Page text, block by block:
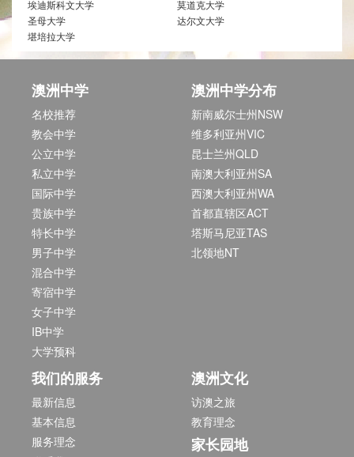
埃迪斯科文大学
莫道克大学
圣母大学
达尔文大学
堪培拉大学
澳洲中学
名校推荐
教会中学
公立中学
私立中学
国际中学
贵族中学
特长中学
男子中学
混合中学
寄宿中学
女子中学
IB中学
大学预科
澳洲中学分布
新南威尔士州NSW
维多利亚州VIC
昆士兰州QLD
南澳大利亚州SA
西澳大利亚州WA
首都直辖区ACT
塔斯马尼亚TAS
北领地NT
我们的服务
最新信息
基本信息
服务理念
澳洲文化
访澳之旅
教育理念
家长园地